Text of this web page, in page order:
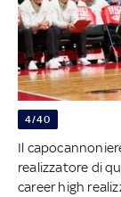
4/40
Il
realizzatore di
career high